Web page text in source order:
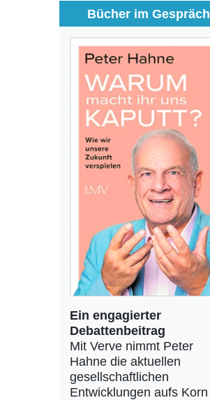
Bücher im Gespräch
Ein engagierter
Debattenbeitrag
Mit Verve nimmt Peter
Hahne die aktuellen
gesellschaftlichen
Entwicklungen aufs Korn